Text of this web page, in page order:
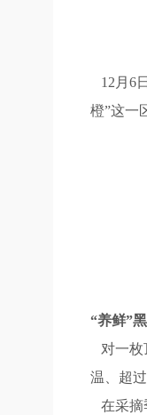
12月6
橙”这一
“养鲜”
对一枚
温、超
在采摘